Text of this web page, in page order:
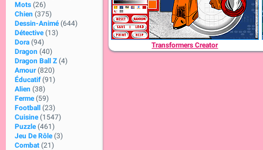
Mots (26)
Chien (375)
Dessin-Animé (644)
Détective (13)
Dora (94)
Dragon (40)
Dragon Ball Z (4)
Amour (820)
Éducatif (91)
Alien (38)
Ferme (59)
Football
(23)
Cuisine (1547)
Puzzle (461)
Jeu De Rôle (3)
Combat (21)
Transformers Creator